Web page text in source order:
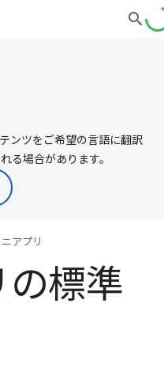
ンツをご希望の言語に翻訳
る場合があります。
ニアプリ
の標準